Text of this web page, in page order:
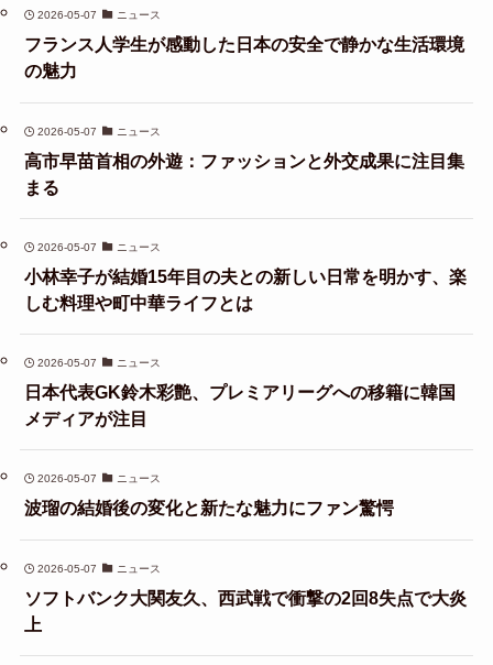
2026-05-07 ニュース
フランス人学生が感動した日本の安全で静かな生活環境
の魅力
2026-05-07 ニュース
高市早苗首相の外遊：ファッションと外交成果に注目集
まる
2026-05-07 ニュース
小林幸子が結婚15年目の夫との新しい日常を明かす、楽
しむ料理や町中華ライフとは
2026-05-07 ニュース
日本代表GK鈴木彩艶、プレミアリーグへの移籍に韓国
メディアが注目
2026-05-07 ニュース
波瑠の結婚後の変化と新たな魅力にファン驚愕
2026-05-07 ニュース
ソフトバンク大関友久、西武戦で衝撃の2回8失点で大炎
上